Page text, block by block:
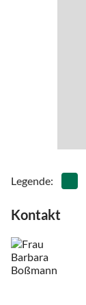
Legende:
Kontakt